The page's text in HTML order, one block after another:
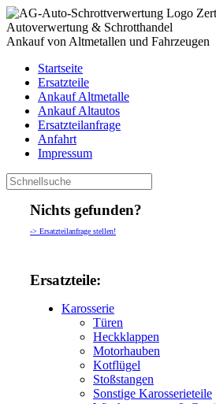
Autoverwertung & Schrotthandel
Ankauf von Altmetallen und Fahrzeugen
Startseite
Ersatzteile
Ankauf Altmetalle
Ankauf Altautos
Ersatzteilanfrage
Anfahrt
Impressum
Nichts gefunden?
-> Ersatzteilanfrage stellen!
Ersatzteile:
Karosserie
Türen
Heckklappen
Motorhauben
Kotflügel
Stoßstangen
Sonstige Karosserieteile